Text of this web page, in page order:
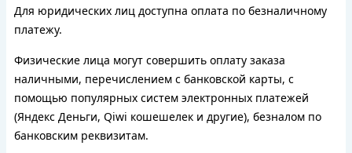
Для юридических лиц доступна оплата по безналичному
платежу.
Физические лица могут совершить оплату заказа
наличными, перечислением с банковской карты, с
помощью популярных систем электронных платежей
(Яндекс Деньги, Qiwi кошешелек и другие), безналом по
банковским реквизитам.